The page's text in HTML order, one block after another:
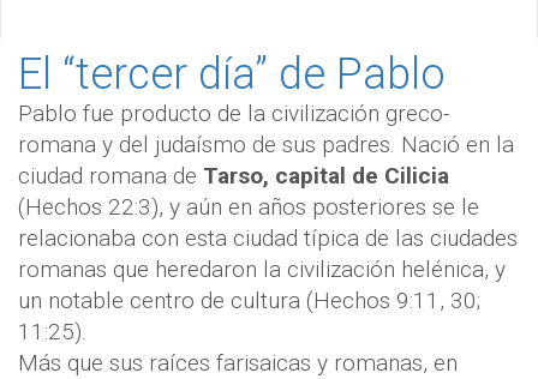
El “tercer día” de Pablo
Pablo fue producto de la civilización greco-
romana y del judaísmo de sus padres. Nació en la
ciudad romana de Tarso, capital de Cilicia
(Hechos 22:3), y aún en años posteriores se le
relacionaba con esta ciudad típica de las ciudades
romanas que heredaron la civilización helénica, y
un notable centro de cultura (Hechos 9:11, 30;
11:25).
Más que sus raíces farisaicas y romanas, en